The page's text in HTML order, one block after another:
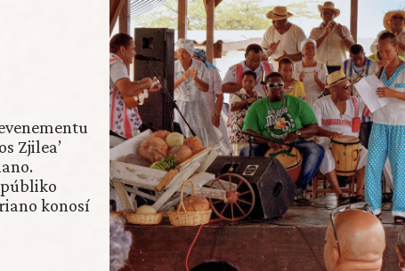
Zjilea’
konosí